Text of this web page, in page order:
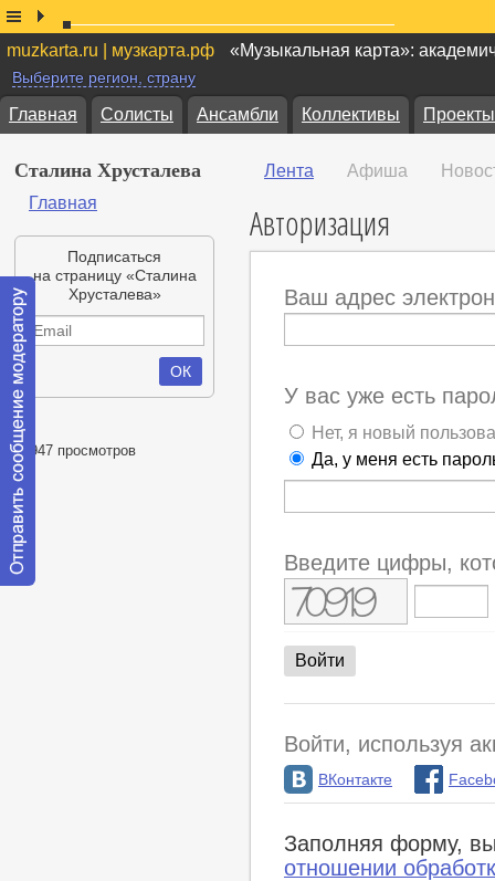
muzkarta.ru | музкарта.рф «Музыкальная карта»:
Выберите регион, страну
Главная Солисты Ансамбли Коллективы Проекты
Сталина Хрусталева
Главная
Подписаться
на страницу «Сталина
Хрусталева»
21947 просмотров
Лента Афиша
Авторизация
Ваш адрес
У вас уже есть
Нет, я новый
Да, у меня есть
Введите цифры,
Войти, используя
ВКонтакте
Заполняя форму,
отношении